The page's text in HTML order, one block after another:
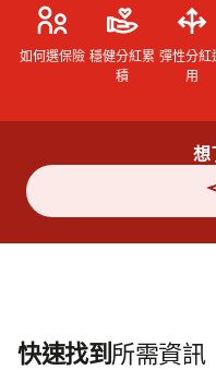
如何選保險 穩健分紅累
積
彈性分紅
用
想
快速找到所需資訊